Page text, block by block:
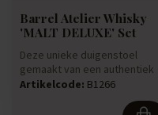
Barrel Atelier Whisky
'MALT DELUXE' Set
Deze unieke duigenstoel
gemaakt van een authentiek
gebruikt whiskyvat is naar he...
Artikelcode: B1266